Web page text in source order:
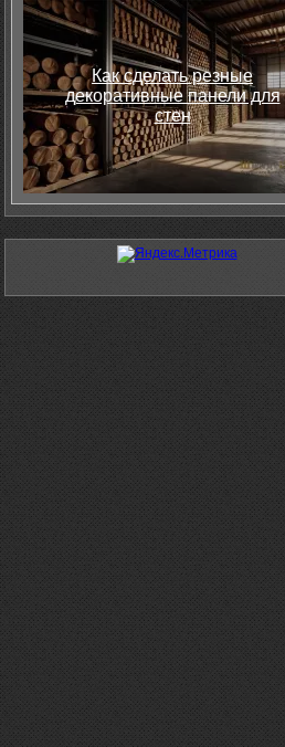
Как сделать резные
декоративные панели для
стен